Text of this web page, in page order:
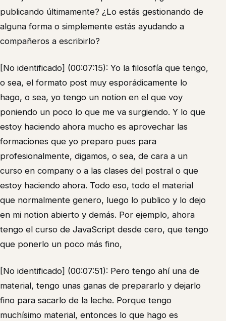
publicando últimamente? ¿Lo estás gestionando de
alguna forma o simplemente estás ayudando a
compañeros a escribirlo?
[No identificado] (00:07:15): Yo la filosofía que tengo,
o sea, el formato post muy esporádicamente lo
hago, o sea, yo tengo un notion en el que voy
poniendo un poco lo que me va surgiendo. Y lo que
estoy haciendo ahora mucho es aprovechar las
formaciones que yo preparo pues para
profesionalmente, digamos, o sea, de cara a un
curso en company o a las clases del postral o que
estoy haciendo ahora. Todo eso, todo el material
que normalmente genero, luego lo publico y lo dejo
en mi notion abierto y demás. Por ejemplo, ahora
tengo el curso de JavaScript desde cero, que tengo
que ponerlo un poco más fino,
[No identificado] (00:07:51): Pero tengo ahí una de
material, tengo unas ganas de prepararlo y dejarlo
fino para sacarlo de la leche. Porque tengo
muchísimo material, entonces lo que hago es